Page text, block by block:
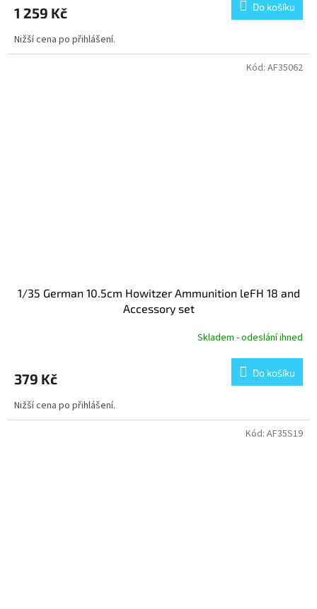
1 259 Kč Do košíku
Nižší cena po přihlášení.
1/35 German 10.5cm Howitzer Ammunition leFH 18 and
Accessory set
Skladem - odeslání ihned
379 Kč Do košíku
Nižší cena po přihlášení.
Kód: AF35062
Kód: AF35S19